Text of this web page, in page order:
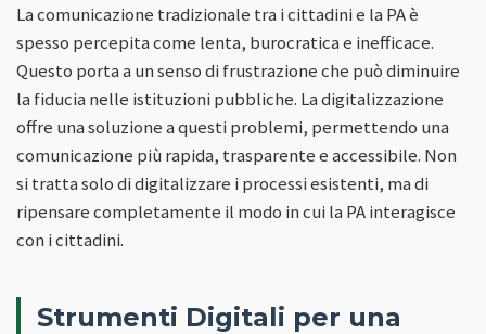
La comunicazione tradizionale tra i cittadini e la PA è
spesso percepita come lenta, burocratica e inefficace.
Questo porta a un senso di frustrazione che può diminuire
la fiducia nelle istituzioni pubbliche. La digitalizzazione
offre una soluzione a questi problemi, permettendo una
comunicazione più rapida, trasparente e accessibile. Non
si tratta solo di digitalizzare i processi esistenti, ma di
ripensare completamente il modo in cui la PA interagisce
con i cittadini.
Strumenti Digitali per una